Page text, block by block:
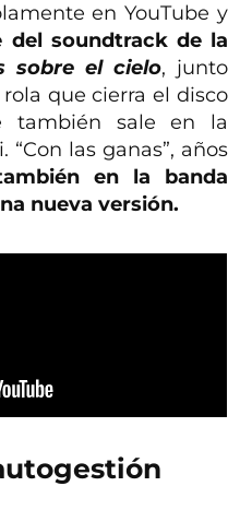
en YouTube y
del soundtrack de la
sobre el cielo, junto
rola que cierra el disco
también sale en la
“Con las ganas”, años
en la banda
nueva versión.